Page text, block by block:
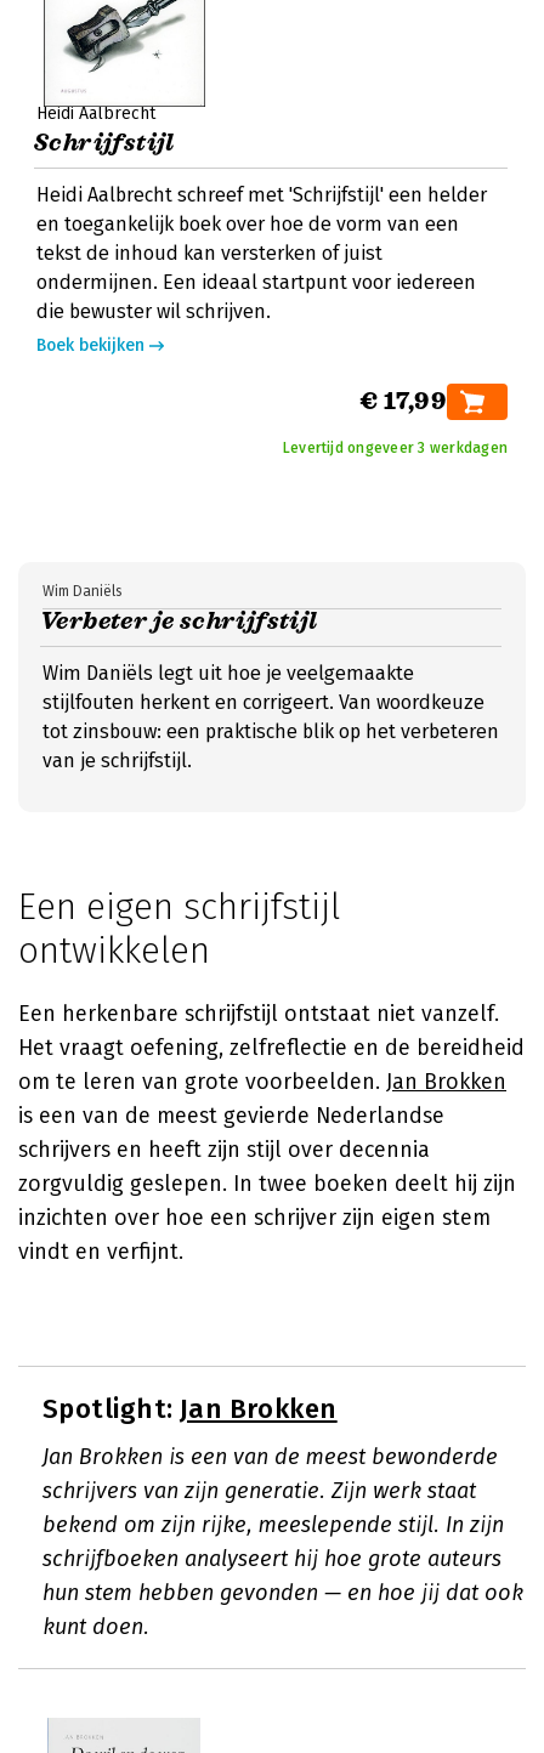
Heidi Aalbrecht
Schrijfstijl
Heidi Aalbrecht schreef met 'Schrijfstijl' een helder
en toegankelijk boek over hoe de vorm van een
tekst de inhoud kan versterken of juist
ondermijnen. Een ideaal startpunt voor iedereen
die bewuster wil schrijven.
Boek bekijken
€ 17,99
Levertijd ongeveer 3 werkdagen
Verbeter je schrijfstijl
Wim Daniëls
Wim Daniëls legt uit hoe je veelgemaakte
stijlfouten herkent en corrigeert. Van woordkeuze
tot zinsbouw: een praktische blik op het verbeteren
van je schrijfstijl.
Een eigen schrijfstijl
ontwikkelen
Een herkenbare schrijfstijl ontstaat niet vanzelf.
Het vraagt oefening, zelfreflectie en de bereidheid
om te leren van grote voorbeelden. Jan Brokken
is een van de meest gevierde Nederlandse
schrijvers en heeft zijn stijl over decennia
zorgvuldig geslepen. In twee boeken deelt hij zijn
inzichten over hoe een schrijver zijn eigen stem
vindt en verfijnt.
Spotlight: Jan Brokken
Jan Brokken is een van de meest bewonderde
schrijvers van zijn generatie. Zijn werk staat
bekend om zijn rijke, meeslepende stijl. In zijn
schrijfboeken analyseert hij hoe grote auteurs
hun stem hebben gevonden — en hoe jij dat ook
kunt doen.